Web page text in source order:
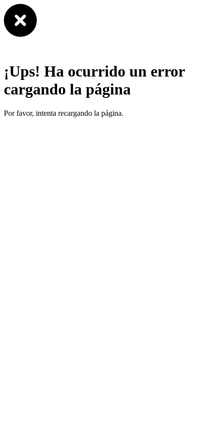
¡Ups! Ha ocurrido un error
cargando la página
Por favor, intenta recargando la página.